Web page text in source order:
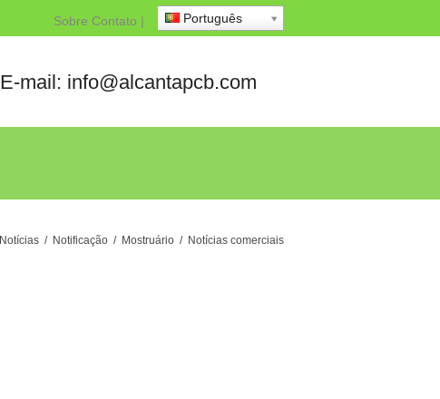
Sobre Contato | Português
E-mail: info@alcantapcb.com
Notícias / Notificação / Mostruário / Notícias comerciais